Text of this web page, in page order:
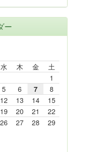
ー
水 木 金
土
1
5 6 7
8
12 13 14
15
19 20 21
22
26 27 28
29